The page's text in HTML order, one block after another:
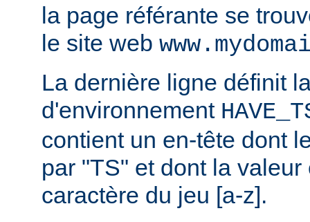
la page référante se
le site web
La dernière ligne définit
d'environnement
contient un en-tête dont
par "TS" et dont la
caractère du jeu [a-z].